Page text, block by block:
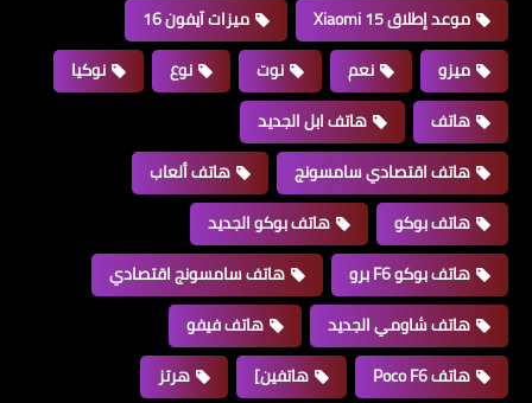
موعد إطلاق Xiaomi 15
ميزات آيفون 16
ميزو
نعم نوت نوع
نوكيا
هاتف
هاتف ابل الجديد
هاتف اقتصادي سامسونج
هاتف ألعاب
هاتف بوكو
هاتف بوكو الجديد
هاتف بوكو F6 برو
هاتف سامسونج اقتصادي
هاتف شاومي الجديد
هاتف فيفو
هاتف Poco F6
هاتفين]
هرتز